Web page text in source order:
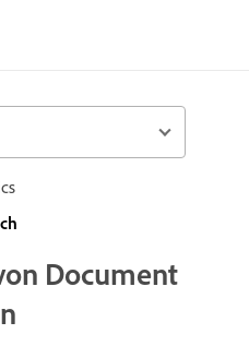
Document